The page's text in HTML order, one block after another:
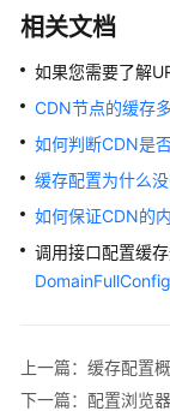
相关文档
如果您需要了解
CDN节点的缓存
如何判断CDN是
缓存配置为什么没
如何保证CDN的
调用接口配置缓存
DomainFullConfig
上一篇：缓存配置
下一篇：配置浏览